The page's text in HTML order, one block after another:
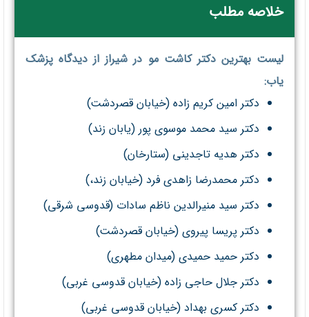
خلاصه مطلب
لیست بهترین دکتر کاشت مو در شیراز از دیدگاه پزشک
یاب:
دکتر امین کریم زاده (خیابان قصردشت)
دکتر سید محمد موسوی پور (یابان زند)
دکتر هدیه تاجدینی (ستارخان)
دکتر محمدرضا زاهدی فرد (خیابان زند،)
دکتر سید منیرالدین ناظم سادات (قدوسی شرقی)
دکتر پریسا پیروی (خیابان قصردشت)
دکتر حمید حمیدی (میدان مطهری)
دکتر جلال حاجی زاده (خیابان قدوسی غربی)
دکتر کسری بهداد (خیابان قدوسی غربی)